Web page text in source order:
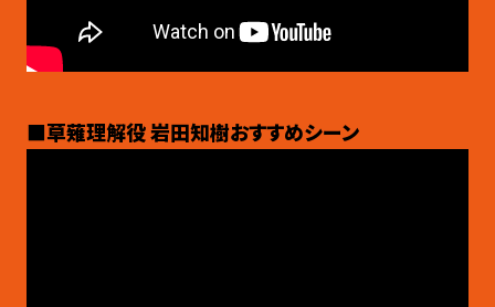
■草薙理解役 岩田知樹おすすめシーン